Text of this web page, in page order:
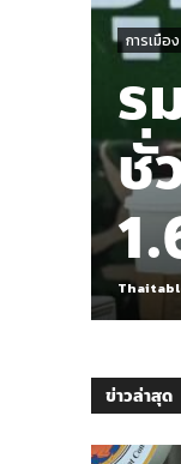
การเมือง
ร
ชั่
ข่าวล่าสุด